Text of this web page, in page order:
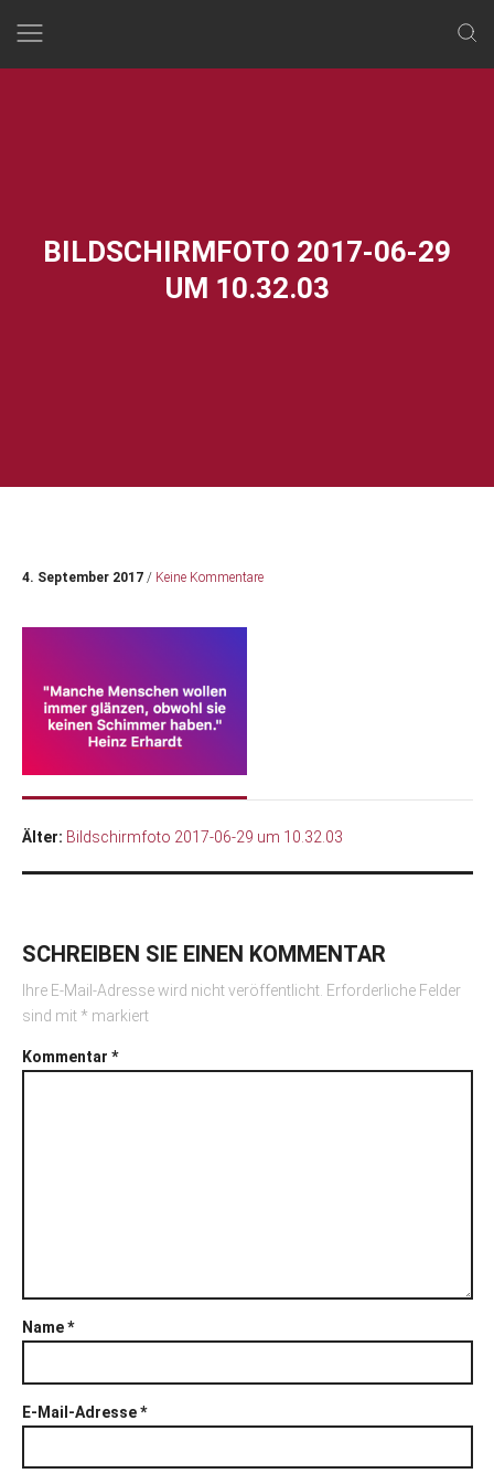
BILDSCHIRMFOTO 2017-06-29
UM 10.32.03
4. September 2017 / Keine Kommentare
Älter: Bildschirmfoto 2017-06-29 um 10.32.03
SCHREIBEN SIE EINEN KOMMENTAR
Ihre E-Mail-Adresse wird nicht veröffentlicht. Erforderliche Felder
sind mit * markiert
Kommentar *
Name*
E-Mail-Adresse*